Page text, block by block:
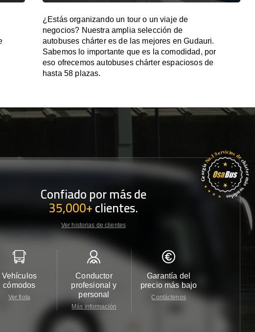
¿Estás organizando un tour o un viaje de
negocios? Nuestra amplia selección de
autobuses chárter es de las mejores en Gudauri.
Sabemos lo importante que es la comodidad, por
eso ofrecemos autobuses chárter espaciosos de
hasta 58 plazas.
Confiado por más de
35,000+clientes.
Ver historias de clientes
Vehículos
cómodos
Ver flota
Conductor
profesional y
personal
Más información
Garantía del
precio más bajo
Contáctenos